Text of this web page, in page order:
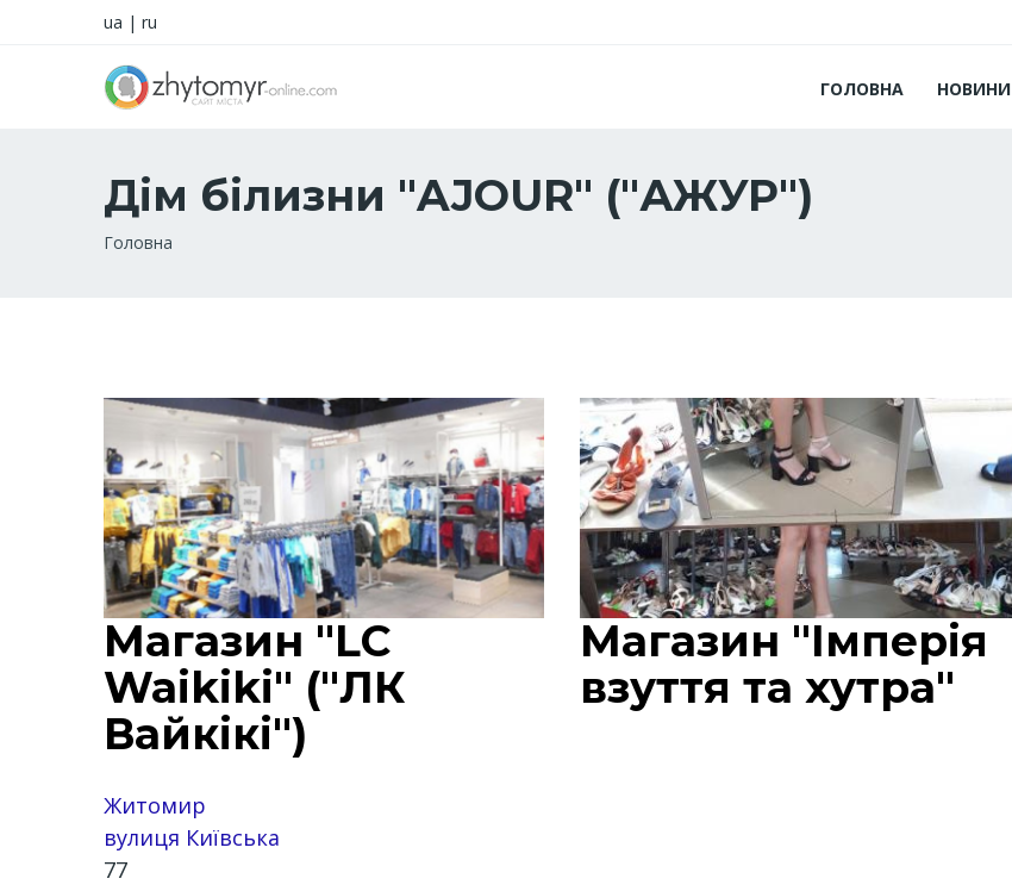
ua | ru
ГОЛОВНА НОВИНИ
Дім білизни "AJOUR" ("АЖУР")
Рядок
Головна
Магазин "LC
Waikiki" ("ЛК
Вайкікі")
Магазин "Імперія
взуття та хутра"
Житомир
вулиця Київська
77